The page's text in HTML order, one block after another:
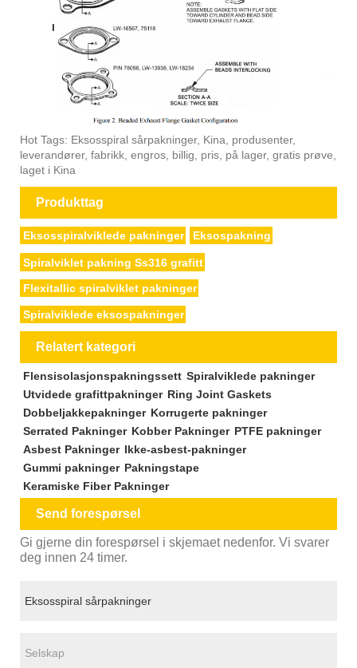
Hot Tags: Eksosspiral sårpakninger, Kina, produsenter,
leverandører, fabrikk, engros, billig, pris, på lager, gratis prøve,
laget i Kina
Produkttag
Eksosspiralviklede pakninger Eksospakning
Spiralviklet pakning Ss316 grafitt
Flexitallic spiralviklet pakninger
Spiralviklede eksospakninger
Relatert kategori
Flensisolasjonspakningssett Spiralviklede pakninger
Utvidede grafittpakninger Ring Joint Gaskets
Dobbeljakkepakninger Korrugerte pakninger
Serrated Pakninger Kobber Pakninger PTFE pakninger
Asbest Pakninger Ikke-asbest-pakninger
Gummi pakninger Pakningstape
Keramiske Fiber Pakninger
Send forespørsel
Gi gjerne din forespørsel i skjemaet nedenfor. Vi svarer
deg innen 24 timer.